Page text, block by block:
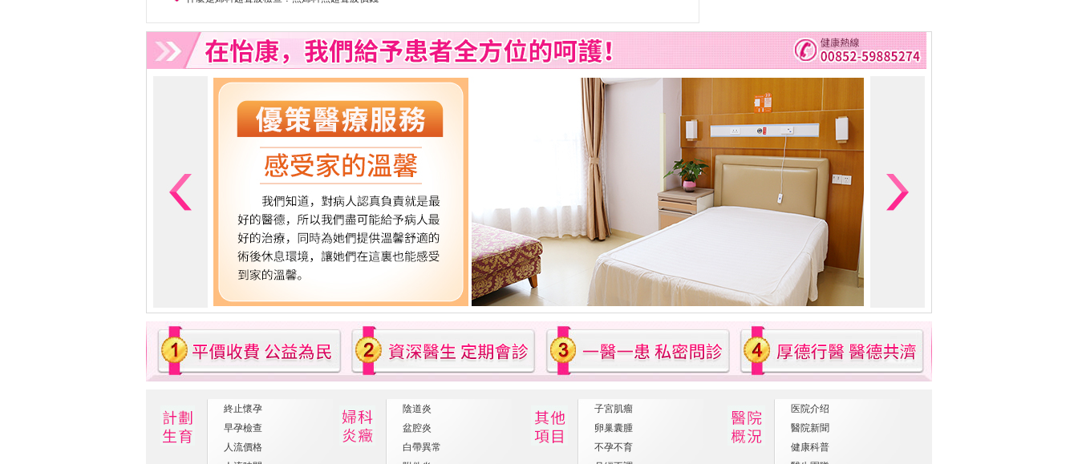
終止懷孕
早孕檢查
人流價格
陰道炎
盆腔炎
白帶異常
子宮肌瘤
卵巢囊腫
不孕不育
医院介绍
醫院新聞
健康科普